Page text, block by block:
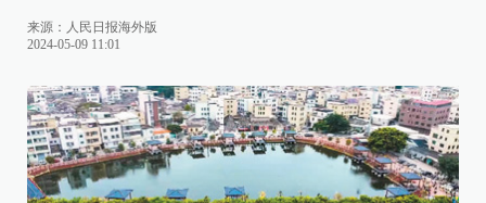
来源： 人民日报海外版
2024-05-09 11:01